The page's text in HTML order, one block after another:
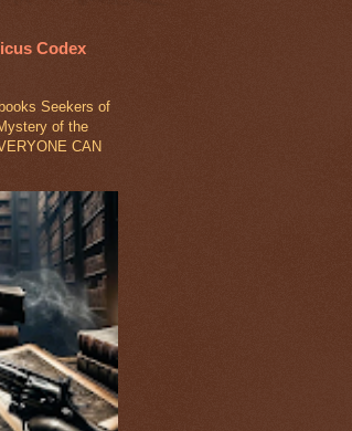
Codex
Seekers of
of the
CAN